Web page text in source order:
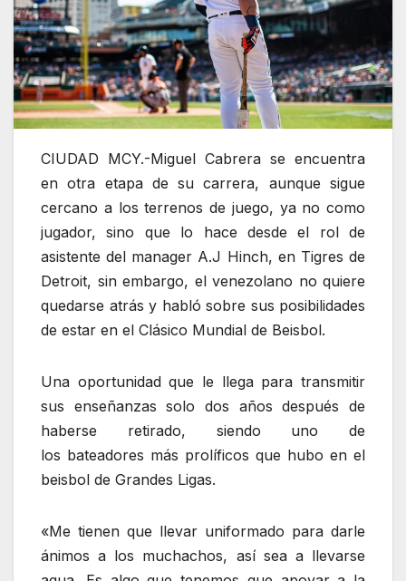
CIUDAD MCY.-Miguel Cabrera se encuentra
en otra etapa de su carrera, aunque sigue
cercano a los terrenos de juego, ya no como
jugador, sino que lo hace desde el rol de
asistente del manager A.J Hinch, en Tigres de
Detroit, sin embargo, el venezolano no quiere
quedarse atrás y habló sobre sus posibilidades
de estar en el Clásico Mundial de Beisbol.
Una oportunidad que le llega para transmitir
sus enseñanzas solo dos años después de
haberse retirado, siendo uno de
los bateadores más prolíficos que hubo en el
beisbol de Grandes Ligas.
«Me tienen que llevar uniformado para darle
ánimos a los muchachos, así sea a llevarse